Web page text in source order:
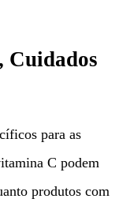
Cuidados
para as
C podem
produtos com